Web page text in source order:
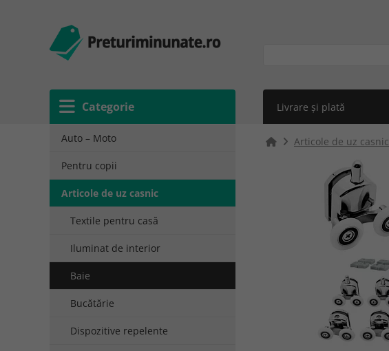
Categorie Livrare și plată
Auto – Moto
Pentru copii
Articole de uz casnic
Textile pentru casă
Iluminat de interior
Baie
Bucătărie
Dispozitive repelente
Articole de uz casnic